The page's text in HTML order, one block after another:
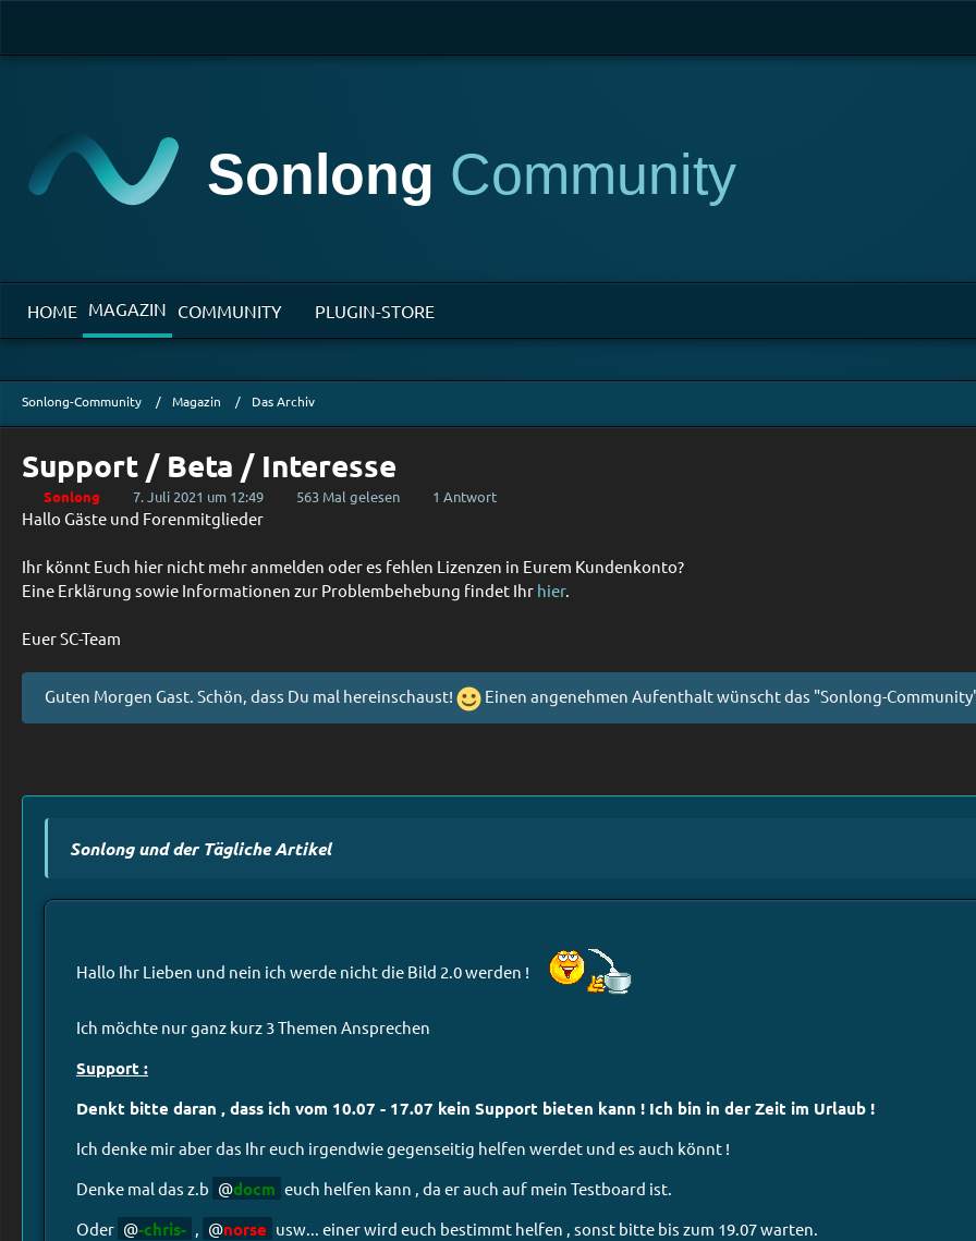
HOME MAGAZIN COMMUNITY PLUGIN-STORE
Sonlong-Community Magazin Das Archiv
Support / Beta / Interesse
Sonlong 7. Juli 2021 um 12:49 563 Mal gelesen 1 Antwort
Hallo Gäste und Forenmitglieder
Ihr könnt Euch hier nicht mehr anmelden oder es fehlen Lizenzen in Eurem Kundenkonto?
Eine Erklärung sowie Informationen zur Problembehebung findet Ihr hier.
Euer SC-Team
Guten Morgen Gast. Schön, dass Du mal hereinschaust! Einen angenehmen Aufenthalt wünscht das "Sonlong-
Sonlong und der Tägliche Artikel
Hallo Ihr Lieben und nein ich werde nicht die Bild 2.0 werden !
Ich möchte nur ganz kurz 3 Themen Ansprechen
Support :
Denkt bitte daran , dass ich vom 10.07 - 17.07 kein Support bieten kann ! Ich bin in der Zeit im Urlaub !
Ich denke mir aber das Ihr euch irgendwie gegenseitig helfen werdet und es auch könnt !
Denke mal das z.b
docm euch helfen kann , da er auch auf mein Testboard ist.
Oder
-chris- norse usw... einer wird euch bestimmt helfen , sonst bitte bis zum 19.07 warten.